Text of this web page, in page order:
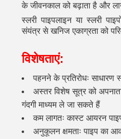
के जीवनकाल को बढ़ाता है और
स्लरी पाइपलाइन या स्लरी
संयंत्र से खनिज एकाग्रता को
विशेषताएं:
पहनने के प्रतिरोधः
अस्तर विशेष सूत्र को
गंदगी माध्यम ले जा सकते हैं
कम लागतः कास्ट आयरन
अनुकूलन क्षमताः पाइप का